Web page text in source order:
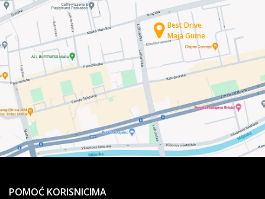
Best Drive
Maja Gume
POMOĆ KORISNICIMA